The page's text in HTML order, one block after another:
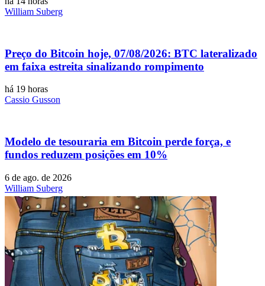
William Suberg
Preço do Bitcoin hoje, 07/08/2026: BTC lateralizado
em faixa estreita sinalizando rompimento
há 19 horas
Cassio Gusson
Modelo de tesouraria em Bitcoin perde força, e
fundos reduzem posições em 10%
6 de ago. de 2026
William Suberg